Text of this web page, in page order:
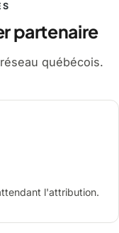
partenaire
québécois.
l'attribution.